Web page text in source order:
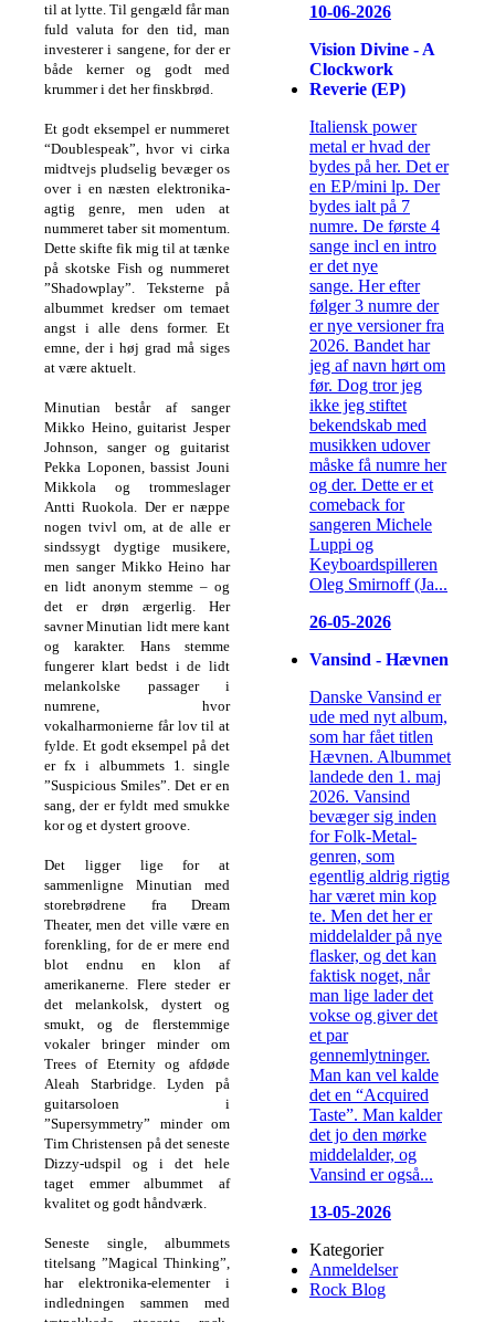
til at lytte. Til gengæld får man
fuld valuta for den tid, man
investerer i sangene, for der er
både kerner og godt med
krummer i det her finskbrød.
Et godt eksempel er nummeret
“Doublespeak”, hvor vi cirka
midtvejs pludselig bevæger os
over i en næsten elektronika-
agtig genre, men uden at
nummeret taber sit momentum.
Dette skifte fik mig til at tænke
på skotske Fish og nummeret
”Shadowplay”. Teksterne på
albummet kredser om temaet
angst i alle dens former. Et
emne, der i høj grad må siges
at være aktuelt.
Minutian består af sanger
Mikko Heino, guitarist Jesper
Johnson, sanger og guitarist
Pekka Loponen, bassist Jouni
Mikkola og trommeslager
Antti Ruokola. Der er næppe
nogen tvivl om, at de alle er
sindssygt dygtige musikere,
men sanger Mikko Heino har
en lidt anonym stemme – og
det er drøn ærgerlig. Her
savner Minutian lidt mere kant
og karakter. Hans stemme
fungerer klart bedst i de lidt
melankolske passager i
numrene, hvor
vokalharmonierne får lov til at
fylde. Et godt eksempel på det
er fx i albummets 1. single
”Suspicious Smiles”. Det er en
sang, der er fyldt med smukke
kor og et dystert groove.
Det ligger lige for at
sammenligne Minutian med
storebrødrene fra Dream
Theater, men det ville være en
forenkling, for de er mere end
blot endnu en klon af
amerikanerne. Flere steder er
det melankolsk, dystert og
smukt, og de flerstemmige
vokaler bringer minder om
Trees of Eternity og afdøde
Aleah Starbridge. Lyden på
guitarsoloen i
”Supersymmetry” minder om
Tim Christensen på det seneste
Dizzy-udspil og i det hele
taget emmer albummet af
kvalitet og godt håndværk.
Seneste single, albummets
titelsang ”Magical Thinking”,
har elektronika-elementer i
indledningen sammen med
10-06-2026
Vision Divine - A
Clockwork
Reverie (EP)
Italiensk power
metal er hvad der
bydes på her. Det er
en EP/mini lp. Der
bydes ialt på 7
numre. De første 4
sange incl en intro
er det nye
sange. Her efter
følger 3 numre der
er nye versioner fra
2026. Bandet har
jeg af navn hørt om
før. Dog tror jeg
ikke jeg stiftet
bekendskab med
musikken udover
måske få numre her
og der. Dette er et
comeback for
sangeren Michele
Luppi og
Keyboardspilleren
Oleg Smirnoff (Ja...
26-05-2026
Vansind - Hævnen
Danske Vansind er
ude med nyt album,
som har fået titlen
Hævnen. Albummet
landede den 1. maj
2026. Vansind
bevæger sig inden
for Folk-Metal-
genren, som
egentlig aldrig rigtig
har været min kop
te. Men det her er
middelalder på nye
flasker, og det kan
faktisk noget, når
man lige lader det
vokse og giver det
et par
gennemlytninger.
Man kan vel kalde
det en “Acquired
Taste”. Man kalder
det jo den mørke
middelalder, og
Vansind er også...
13-05-2026
Kategorier
Anmeldelser
Rock Blog